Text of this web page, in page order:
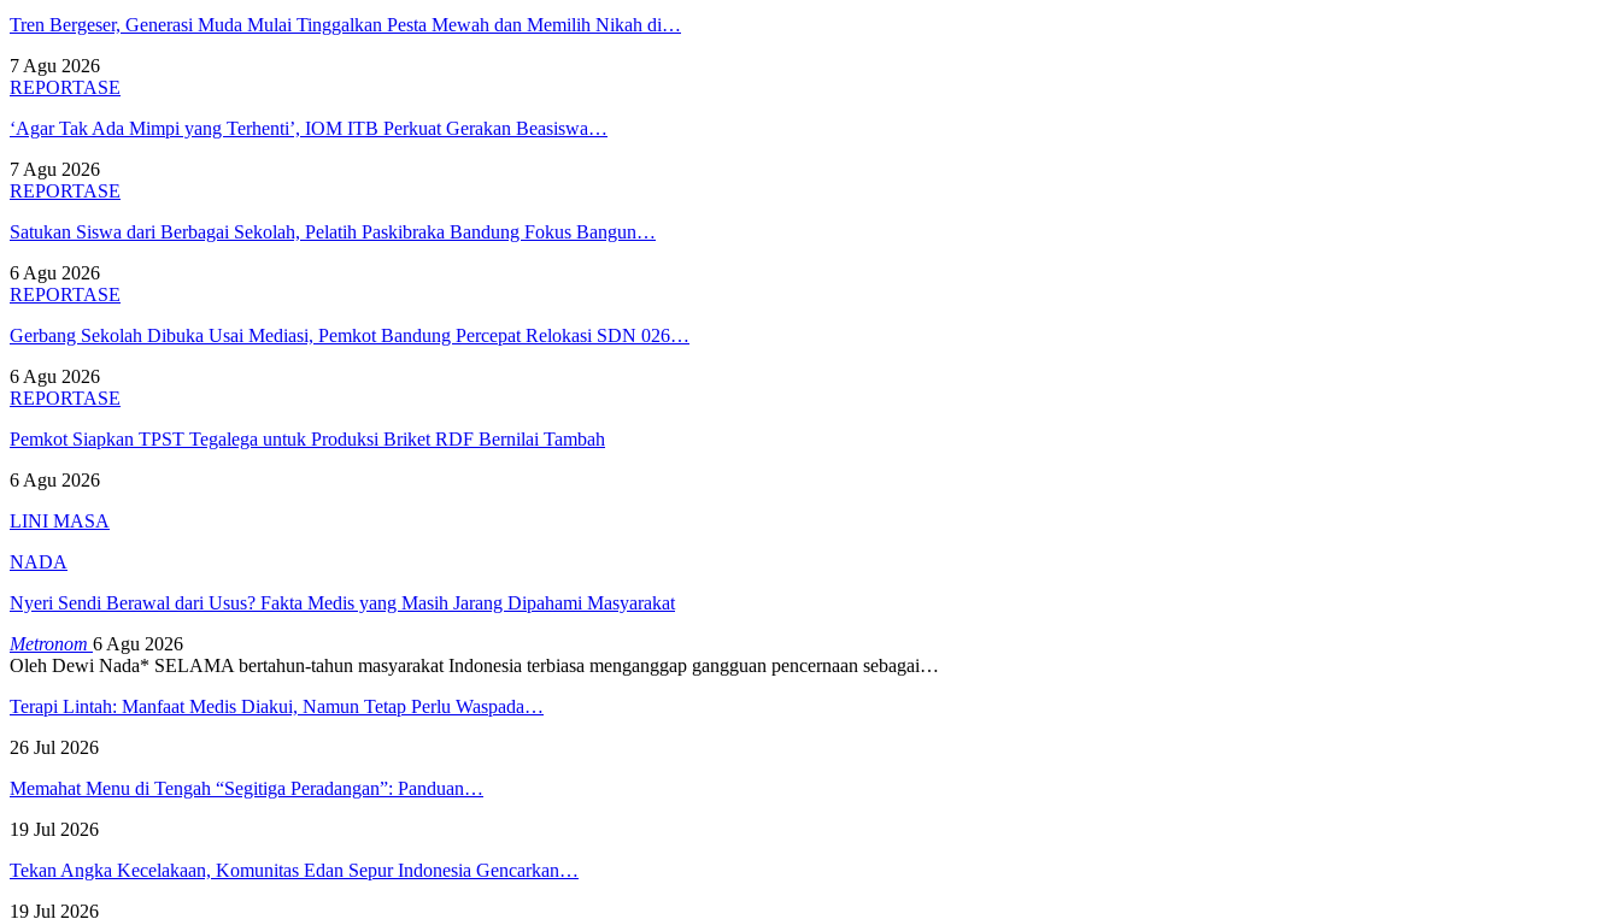
Tren Bergeser, Generasi Muda Mulai Tinggalkan Pesta Mewah dan Memilih Nikah di…
7 Agu 2026
REPORTASE
‘Agar Tak Ada Mimpi yang Terhenti’, IOM ITB Perkuat Gerakan Beasiswa…
7 Agu 2026
REPORTASE
Satukan Siswa dari Berbagai Sekolah, Pelatih Paskibraka Bandung Fokus Bangun…
6 Agu 2026
REPORTASE
Gerbang Sekolah Dibuka Usai Mediasi, Pemkot Bandung Percepat Relokasi SDN 026…
6 Agu 2026
REPORTASE
Pemkot Siapkan TPST Tegalega untuk Produksi Briket RDF Bernilai Tambah
6 Agu 2026
LINI MASA
NADA
Nyeri Sendi Berawal dari Usus? Fakta Medis yang Masih Jarang Dipahami Masyarakat
Metronom 6 Agu 2026
Oleh Dewi Nada* SELAMA bertahun-tahun masyarakat Indonesia terbiasa menganggap gangguan pencernaan sebagai…
Terapi Lintah: Manfaat Medis Diakui, Namun Tetap Perlu Waspada…
26 Jul 2026
Memahat Menu di Tengah “Segitiga Peradangan”: Panduan…
19 Jul 2026
Tekan Angka Kecelakaan, Komunitas Edan Sepur Indonesia Gencarkan…
19 Jul 2026